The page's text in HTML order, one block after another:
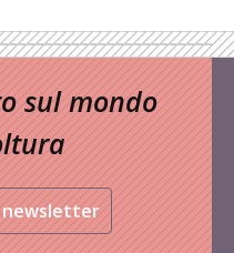
sul mondo
newsletter